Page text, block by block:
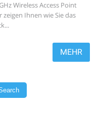
Wireless Access Point
Ihnen wie Sie das
MEHR